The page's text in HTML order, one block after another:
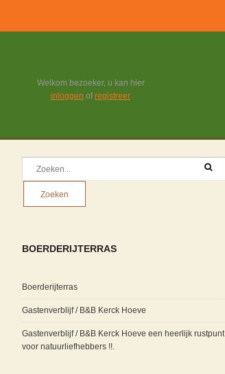
Welkom bezoeker, u kan hier
inloggen ofregistreer
BOERDERIJTERRAS
Boerderijterras
Gastenverblijf / B&B Kerck Hoeve
Gastenverblijf / B&B Kerck Hoeve een heerlijk rustpunt
voor natuurliefhebbers !!.